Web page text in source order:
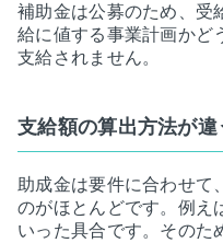
補助金は公募のため、受
給に値する事業計画かど
支給されません。
支給額の算出方法が違
助成金は要件に合わせて
のがほとんどです。例え
いった具合です。そのた